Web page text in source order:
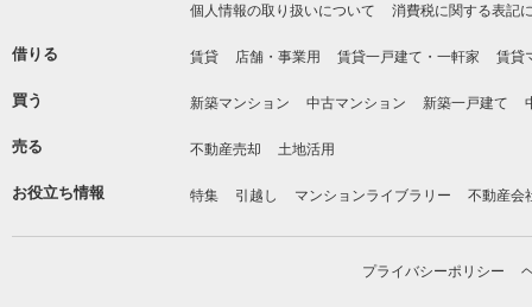
個人情報の取り扱いについて 消費税に関する表記
借りる 賃貸 店舗・事業用 賃貸一戸建て・一軒家 賃貸
買う 新築マンション 中古マンション 新築一戸建て
売る 不動産売却 土地活用
お役立ち情報 特集 引越し マンションライブラリー 不動産会
プライバシーポリシー